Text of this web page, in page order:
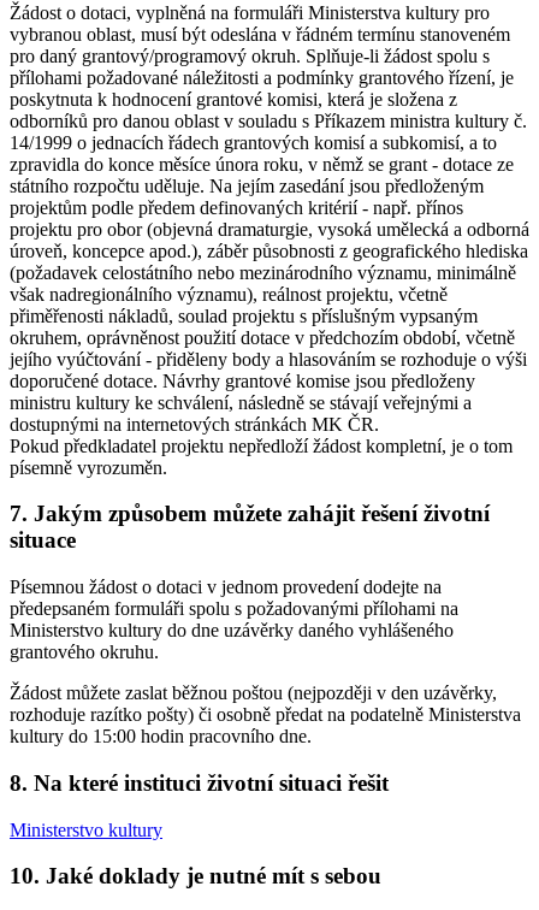
Žádost o dotaci, vyplněná na formuláři Ministerstva kultury pro
vybranou oblast, musí být odeslána v řádném termínu stanoveném
pro daný grantový/programový okruh. Splňuje-li žádost spolu s
přílohami požadované náležitosti a podmínky grantového řízení, je
poskytnuta k hodnocení grantové komisi, která je složena z
odborníků pro danou oblast v souladu s Příkazem ministra kultury č.
14/1999 o jednacích řádech grantových komisí a subkomisí, a to
zpravidla do konce měsíce února roku, v němž se grant - dotace ze
státního rozpočtu uděluje. Na jejím zasedání jsou předloženým
projektům podle předem definovaných kritérií - např. přínos
projektu pro obor (objevná dramaturgie, vysoká umělecká a odborná
úroveň, koncepce apod.), záběr působnosti z geografického hlediska
(požadavek celostátního nebo mezinárodního významu, minimálně
však nadregionálního významu), reálnost projektu, včetně
přiměřenosti nákladů, soulad projektu s příslušným vypsaným
okruhem, oprávněnost použití dotace v předchozím období, včetně
jejího vyúčtování - přiděleny body a hlasováním se rozhoduje o výši
doporučené dotace. Návrhy grantové komise jsou předloženy
ministru kultury ke schválení, následně se stávají veřejnými a
dostupnými na internetových stránkách MK ČR.
Pokud předkladatel projektu nepředloží žádost kompletní, je o tom
písemně vyrozuměn.
7. Jakým způsobem můžete zahájit řešení životní
situace
Písemnou žádost o dotaci v jednom provedení dodejte na
předepsaném formuláři spolu s požadovanými přílohami na
Ministerstvo kultury do dne uzávěrky daného vyhlášeného
grantového okruhu.
Žádost můžete zaslat běžnou poštou (nejpozději v den uzávěrky,
rozhoduje razítko pošty) či osobně předat na podatelně Ministerstva
kultury do 15:00 hodin pracovního dne.
8. Na které instituci životní situaci řešit
Ministerstvo kultury
10. Jaké doklady je nutné mít s sebou